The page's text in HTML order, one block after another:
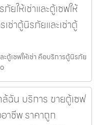
ให้เช่าและตู้เซฟให้
ช่าตู้นิรภัยและเช่าตู้
ตู้เซฟให้เช่า คือบริการตู้นิรภัย
ฉัน บริการ ขายตู้เซฟ
าชีพ ราคาถูก